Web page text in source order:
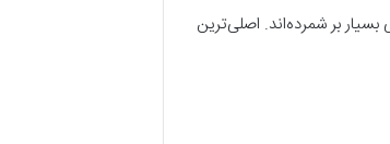
بر شمرده‌اند. اصلی‌ترین